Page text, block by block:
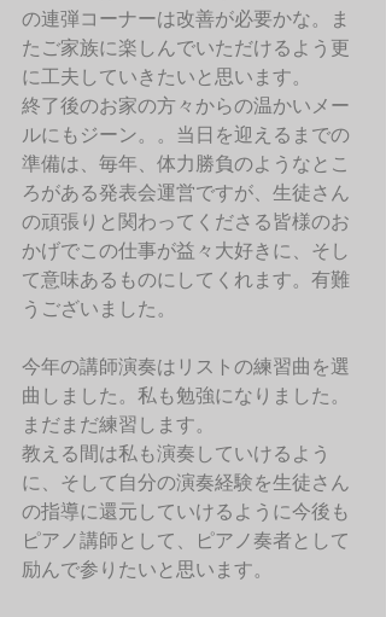
の連弾コーナーは改善が必要かな。ま
たご家族に楽しんでいただけるよう更
に工夫していきたいと思います。
終了後のお家の方々からの温かいメー
ルにもジーン。。当日を迎えるまでの
準備は、毎年、体力勝負のようなとこ
ろがある発表会運営ですが、生徒さん
の頑張りと関わってくださる皆様のお
かげでこの仕事が益々大好きに、そし
て意味あるものにしてくれます。有難
うございました。
今年の講師演奏はリストの練習曲を選
曲しました。私も勉強になりました。
まだまだ練習します。
教える間は私も演奏していけるよう
に、そして自分の演奏経験を生徒さん
の指導に還元していけるように今後も
ピアノ講師として、ピアノ奏者として
励んで参りたいと思います。